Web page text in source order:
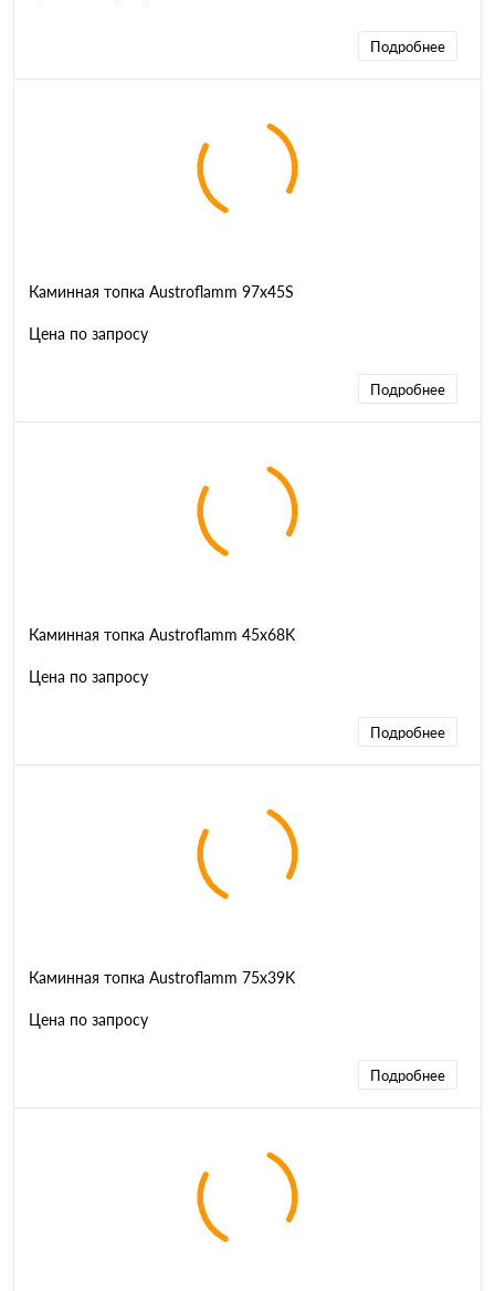
Подробнее
Каминная топка Austroflamm 97x45S
Цена по запросу
Подробнее
Каминная топка Austroflamm 45x68K
Цена по запросу
Подробнее
Каминная топка Austroflamm 75x39K
Цена по запросу
Подробнее